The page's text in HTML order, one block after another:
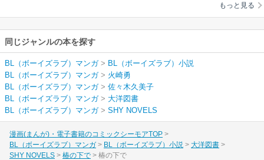
もっと見る
同じジャンルの本を探す
BL（ボーイズラブ）マンガ> BL（ボーイズラブ）小説
BL（ボーイズラブ）マンガ> 火崎勇
BL（ボーイズラブ）マンガ> 佐々木久美子
BL（ボーイズラブ）マンガ> 大洋図書
BL（ボーイズラブ）マンガ> SHY NOVELS
漫画(まんが)・電子書籍のコミックシーモアTOP
BL（ボーイズラブ）マンガ
BL（ボーイズラブ）小説
大洋図書
SHY NOVELS
椿の下で 椿の下で